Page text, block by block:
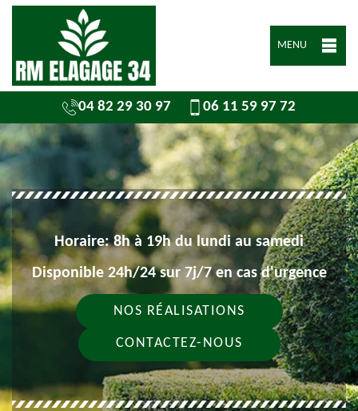
MENU
04 82 29 30 97 06 11 59 97 72
Horaire: 8h à 19h du lundi au samedi
Disponible 24h/24 sur 7j/7 en cas d'urgence
NOS RÉALISATIONS
CONTACTEZ-NOUS